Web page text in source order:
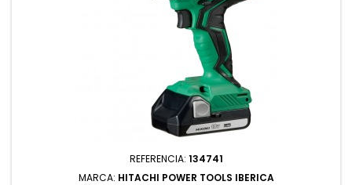
REFERENCIA: 134741
MARCA: HITACHI POWER TOOLS IBERICA